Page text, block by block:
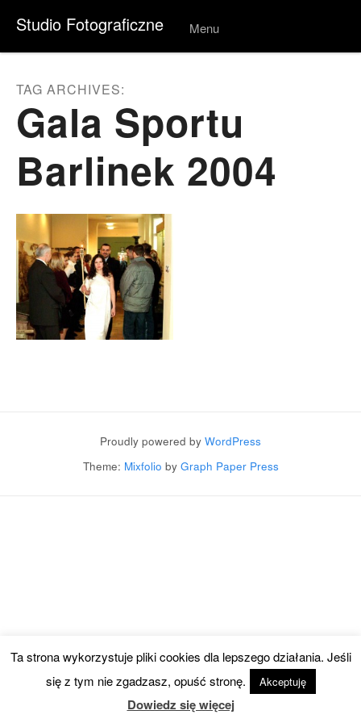
Studio Fotograficzne Menu
Skip to
TAG ARCHIVES:
Gala Sportu
Barlinek 2004
Proudly powered by WordPress
Theme: Mixfolio by Graph Paper Press
Ta strona wykorzystuje pliki cookies dla lepszego działania. Jeśli
się z tym nie zgadzasz, opuść stronę.
Akceptuję
Dowiedz się więcej